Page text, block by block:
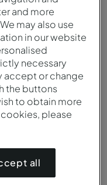
aux Cookies
la
de
(le cas échéant),
de vos
numériques
appareil
hormis si les
au
strictement
ou les
and more
may also use
in our website
necessary
accept or change
the buttons
to obtain more
please
all